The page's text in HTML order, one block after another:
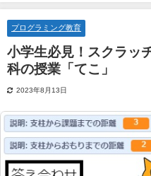
ッチの簡単なプログラム！理科の授業「
プログラミング教育
小学生必見！スクラッ
科の授業「てこ」
2023年8月13日